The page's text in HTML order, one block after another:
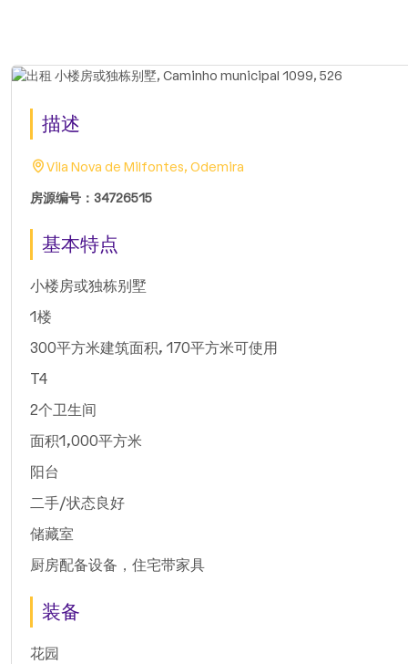
描述
Vila Nova de Milfontes, Odemira
房源编号：34726515
基本特点
小楼房或独栋别墅
1楼
300平方米建筑面积, 170平方米可使用
T4
2个卫生间
面积1,000平方米
阳台
二手/状态良好
储藏室
厨房配备设备，住宅带家具
装备
花园